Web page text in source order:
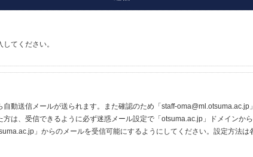
てください。
動送信メールが送られます。また確認のため「staff-
は、受信できるように必ず迷惑メール設定で「otsuma.ac.jp」ドメインか
」からのメールを受信可能にするようにしてください。設定方法は